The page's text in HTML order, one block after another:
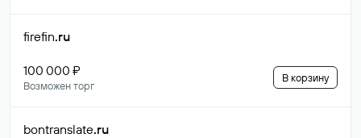
firefin.ru
100 000 ₽
Возможен торг
В корзину
bontranslate.ru